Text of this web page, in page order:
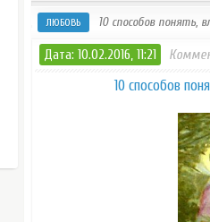
ЛЮБОВЬ 10 способов понять,
Дата: 10.02.2016, 11:21
10 способов